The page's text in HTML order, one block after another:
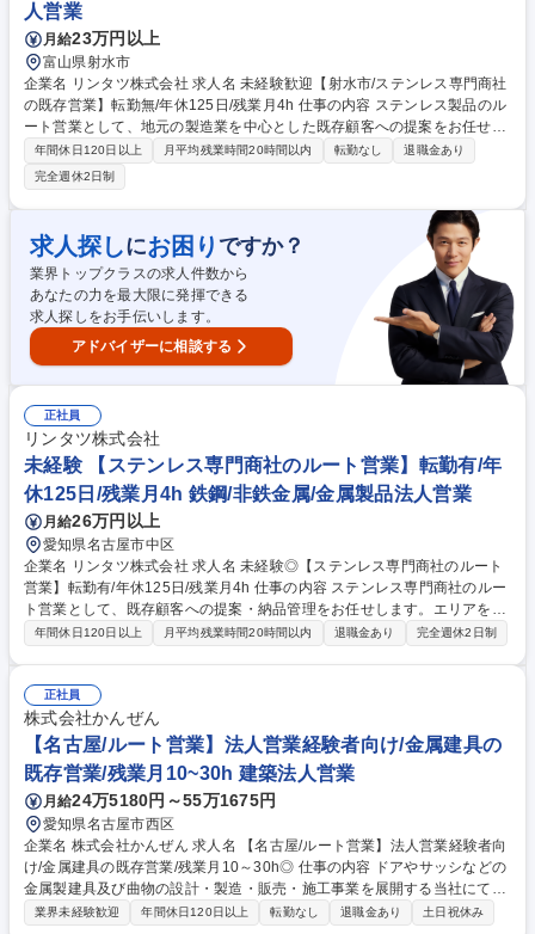
人営業
月給23万円以上
富山県射水市
企業名 リンタツ株式会社 求人名 未経験歓迎【射水市/ステンレス専門商社
の既存営業】転勤無/年休125日/残業月4h 仕事の内容 ステンレス製品のル
ート営業として、地元の製造業を中心とした既存顧客への提案をお任せし
ます。転居を伴う転勤はなく、地域に根差した営業活動に専念できます。
(全国転勤型も有)※業務内容の変更範囲：営業業務 ■既存顧客（1日3～4
件）の訪問・ニーズ深掘り ■ステンレス製品の仕様打ち合わせ・受注対応
■社内生産部門との加工・納期調整、物流手配 ■納品後のアフターフォロ
ーおよび信頼関係の構築 【取引先】自動車、医療機器、厨房、建材など約
1,000社。長年培った「絆」を武器に、素材＋αの価値を提供します。自社
一貫体制のため、顧客の要望に柔軟かつ迅速に応えられます。 募集職種
未経験歓迎【射水市/ステンレス専門商社の既存営業】転勤無/年休125日/
残業月4h
年間休日120日以上 月平均残業時間20時間以内 転勤なし
退職金あり
完全週休2日制
求人探しにお困り ですか？
業界トップクラスの求人件数から
あなたの力を最大限に発揮できる
求人探しをお手伝いします。
アドバイザーに相談する
正社員
リンタツ株式会社
未経験 【ステンレス専門商社のルート営業】転勤有/年
休125日/残業月4h 鉄鋼/非鉄金属/金属製品法人営業
月給26万円以上
愛知県名古屋市中区
企業名 リンタツ株式会社 求人名 未経験◎【ステンレス専門商社のルート
営業】転勤有/年休125日/残業月4h 仕事の内容 ステンレス専門商社のルー
ト営業として、既存顧客への提案・納品管理をお任せします。エリアを越
えた経験を積み、将来のリーダー候補として成長を期待します。※業務内
納期調整、物流手配 ■納品後のアフターフォローおよび信頼関係の構築
【取引先】自動車、医療機器、厨房、建材など約1,000社。長年培った
「絆」を武器に、素材＋αの価値を提供します。自社一貫体制のため、顧
客の要望に柔軟かつ迅速に応えられます。 募集職種 未経験◎【ステンレ
ス専門商社のルート営業】転勤有/年休125日/残業月4h
年間休日120日以上 月平均残業時間20時間以内 退職金あり 完全週休2日制
正社員
株式会社かんぜん
【名古屋/ルート営業】法人営業経験者向け/金属建具の
既存営業/残業月10~30h 建築法人営業
月給24万5180円～55万1675円
愛知県名古屋市西区
企業名 株式会社かんぜん 求人名 【名古屋/ルート営業】法人営業経験者向
け/金属建具の既存営業/残業月10～30h◎ 仕事の内容 ドアやサッシなどの
金属製建具及び曲物の設計・製造・販売・施工事業を展開する当社にて、
法人営業をお任せいたします。主なお客様であるサッシ販売店様やゼネコ
業界未経験歓迎 年間休日120日以上 転勤なし 退職金あり 土日祝休み